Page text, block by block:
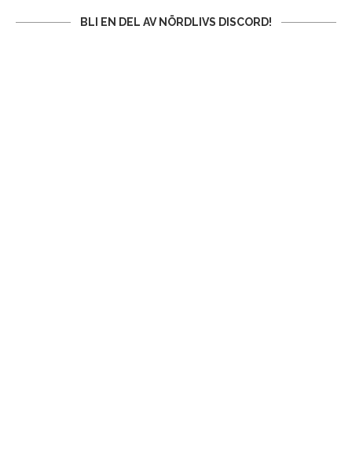
BLI EN DEL AV NÖRDLIVS DISCORD!